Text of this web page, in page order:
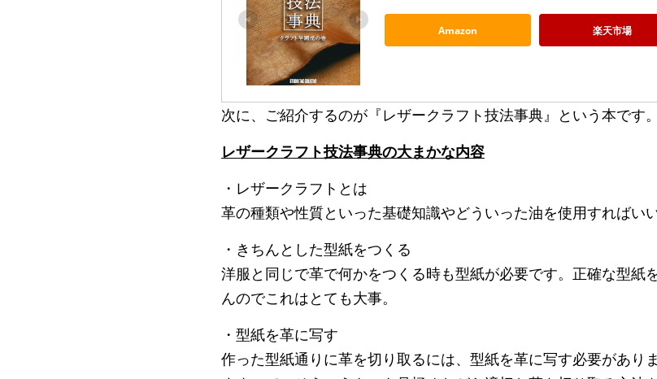
Amazon 楽天市場
次に、ご紹介するのが『レザークラフト技法事典』という本です。
レザークラフト技法事典の大まかな内容
・レザークラフトとは
革の種類や性質といった基礎知識やどういった油を使用すればい
・きちんとした型紙をつくる
洋服と同じで革で何かをつくる時も型紙が必要です。正確な型紙
んのでこれはとても大事。
・型紙を革に写す
作った型紙通りに革を切り取るには、型紙を革に写す必要があり